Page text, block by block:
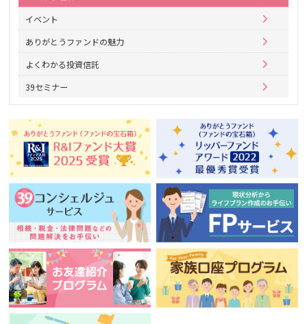
イベント
ありがとうファンドの魅力
よくわかる投資信託
39セミナー